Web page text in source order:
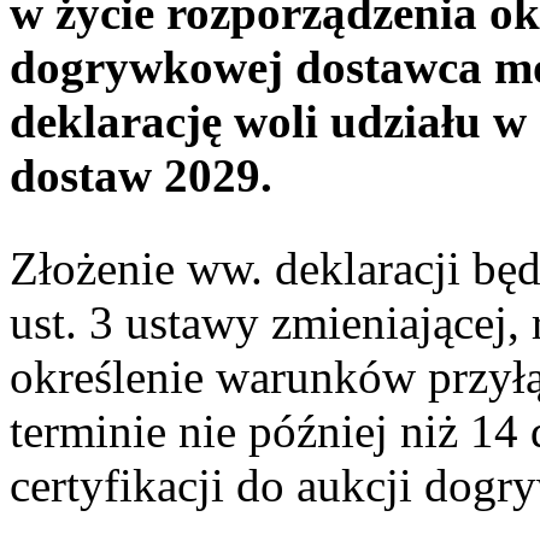
w życie rozporządzenia
dogrywkowej dostawca
deklarację woli udziału
dostaw 2029.
Złożenie ww. deklaracji
ust. 3 ustawy
określenie warunków
terminie nie później niż 14
certyfikacji do aukcji